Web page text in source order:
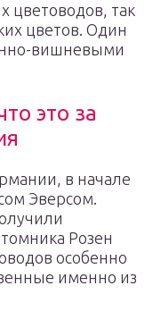
цветоводов, так
цветов. Один
вишневыми
это за
в начале
Эверсом.
Розен
особенно
именно из